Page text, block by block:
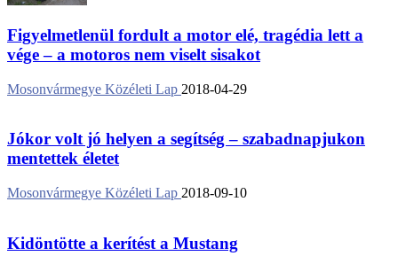
Figyelmetlenül fordult a motor elé, tragédia lett a
vége – a motoros nem viselt sisakot
Mosonvármegye Közéleti Lap 2018-04-29
Jókor volt jó helyen a segítség – szabadnapjukon
mentettek életet
Mosonvármegye Közéleti Lap 2018-09-10
Kidöntötte a kerítést a Mustang